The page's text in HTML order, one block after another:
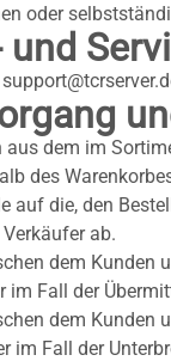
oder
und
aus dem im
des
auf die, den
ab.
dem Kunden
im Fall der
dem Kunden
im Fall der